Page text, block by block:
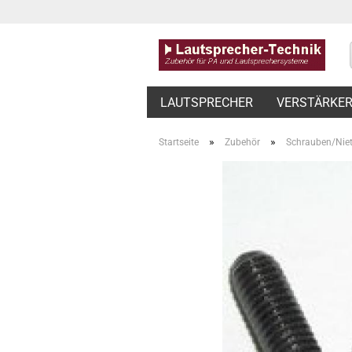
LAUTSPRECHER VERSTÄRKER
Startseite » Zubehör » Schrauben/